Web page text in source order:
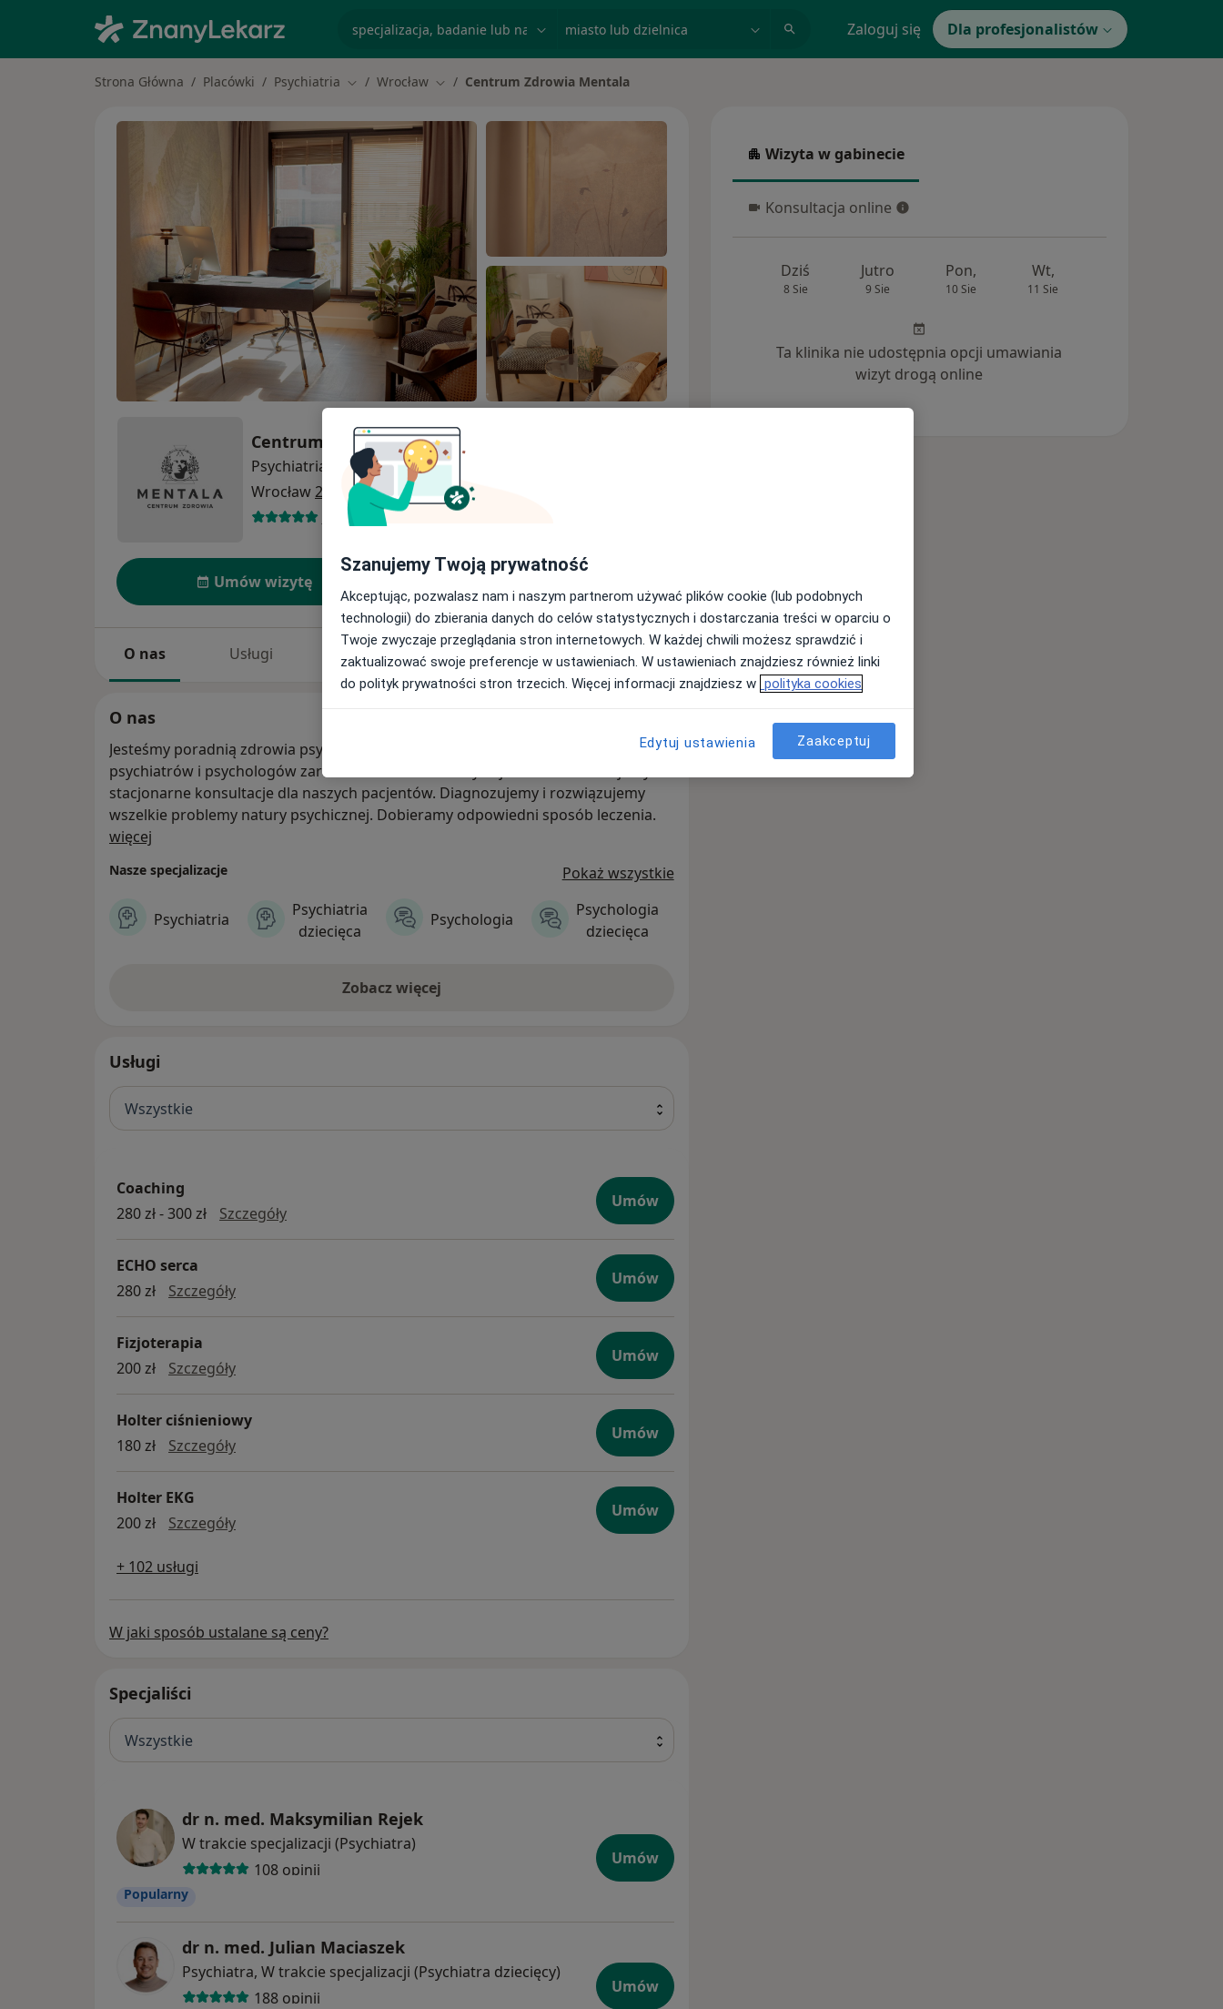
Zaloguj się Dla profesjonalistów
Strona Główna Placówki Psychiatria Zmień miasto
Wrocław Zmień miasto
Centrum Zdrowia Mentala
Centrum Zdrowia Mentala
Psychiatria
więcej
Wrocław2 adresy
742 opinie
Umów wizytę
O nas Usługi Specjaliści Adresy Opinie
O nas
Jesteśmy poradnią zdrowia psychicznego we Wrocławiu. Oferujemy pomoc
psychiatrów i psychologów zarówno dla osób dorosłych jak i dzieci. Oferujemy
stacjonarne konsultacje dla naszych pacjentów. Diagnozujemy i rozwiązujemy
wszelkie problemy natury psychicznej. Dobieramy odpowiedni sposób leczenia.
więcej
Nasze specjalizacje Pokaż wszystkie
Psychiatria
Psychiatria
dziecięca
Psychologia
Psychologia
dziecięca
Zobacz więcej
Usługi
Wszystkie
Coaching
280 zł - 300 zł
Szczegółycoaching
Umów
ECHO serca
280 zł
SzczegółyECHO serca
Umów
Fizjoterapia
200 zł
Szczegółyfizjoterapia
Umów
Holter ciśnieniowy
180 zł
SzczegółyHolter ciśnieniowy
Umów
Holter EKG
200 zł
SzczegółyHolter EKG
Umów
+ 102 usługi
W jaki sposób ustalane są ceny?
Specjaliści
Wszystkie
dr n. med. Maksymilian Rejek
W trakcie specjalizacji (Psychiatra)
108 opinii
Popularny
Umów
dr n. med. Julian Maciaszek
Psychiatra, W trakcie specjalizacji (Psychiatra dziecięcy)
188 opinii
Umów
Wizyta w gabinecie
Wizyta w gabinecie
Konsultacja online
Konsultacja online
Dziś
8 Sie
Jutro
9 Sie
Pon,
10 Sie
Wt,
11 Sie
Ta klinika nie udostępnia opcji umawiania
wizyt drogą online
Szanujemy Twoją prywatność
Akceptując, pozwalasz nam i naszym partnerom używać plików cookie (lub podobnych
technologii) do zbierania danych do celów statystycznych i dostarczania treści w oparciu o
Twoje zwyczaje przeglądania stron internetowych. W każdej chwili możesz sprawdzić i
zaktualizować swoje preferencje w ustawieniach. W ustawieniach znajdziesz również linki
do polityk prywatności stron trzecich. Więcej informacji znajdziesz w polityka cookies
Edytuj ustawienia Zaakceptuj